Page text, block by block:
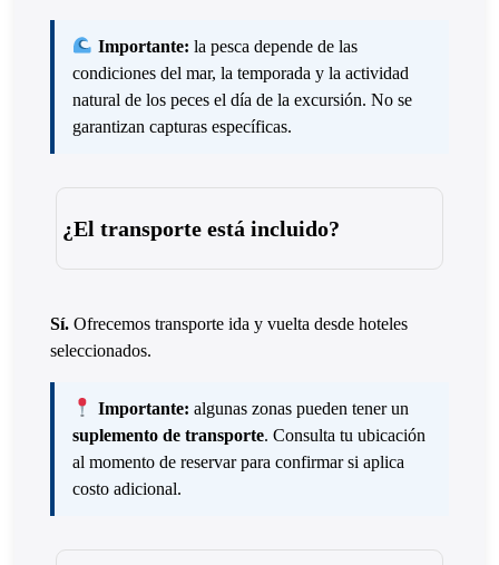
Importante: la pesca depende de las
condiciones del mar, la temporada y la actividad
natural de los peces el día de la excursión. No se
garantizan capturas específicas.
¿El transporte está incluido?
Sí. Ofrecemos transporte ida y vuelta desde hoteles
seleccionados.
Importante: algunas zonas pueden tener un
suplemento de transporte. Consulta tu ubicación
al momento de reservar para confirmar si aplica
costo adicional.